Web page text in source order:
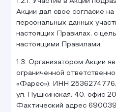
Акции дал свое согласие
персональных данных
настоящих Правилах, с
настоящими Правилами.
1.3. Организатором Акции
ограниченной
«Фарес»), ИНН 2536274776,
ул. Пушкинская, 40, офис
Фактический адрес